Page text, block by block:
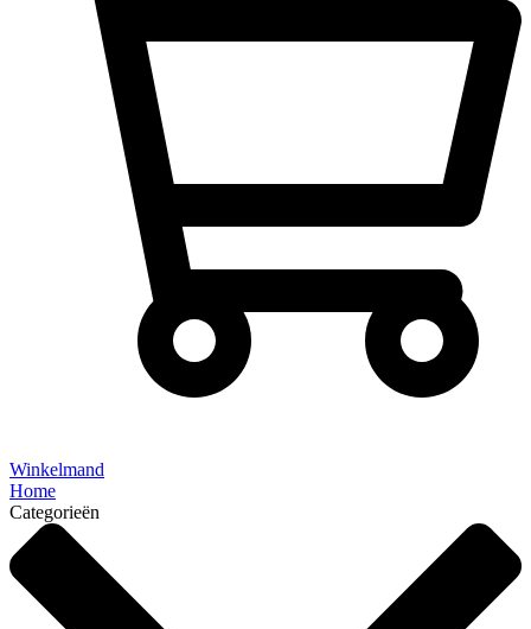
Winkelmand
Home
Categorieën